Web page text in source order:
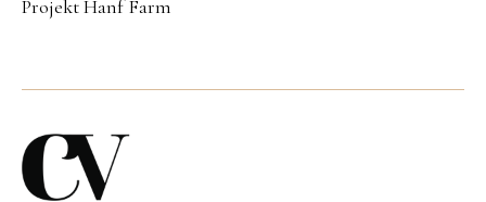
Projekt Hanf Farm